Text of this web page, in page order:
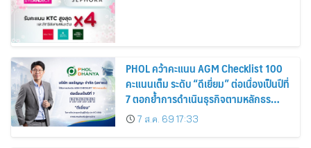
PHOL คว้าคะแนน AGM Checklist 100
คะแนนเต็ม ระดับ “ดีเยี่ยม” ต่อเนื่องเป็นปีที่
7 ตอกย้ำการดำเนินธุรกิจตามหลักธร
รมาภิบาล โปร่งใส สร้างความเชื่อมั่นผู้ถือ
หุ้น
7 ส.ค. 69 17:33